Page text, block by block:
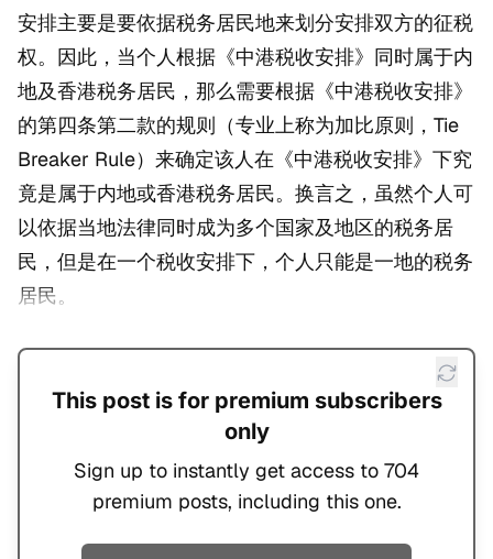
安排主要是要依据税务居民地来划分安排双方的征税
权。因此，当个人根据《中港税收安排》同时属于内
地及香港税务居民，那么需要根据《中港税收安排》
的第四条第二款的规则（专业上称为加比原则，Tie
Breaker Rule）来确定该人在《中港税收安排》下究
竟是属于内地或香港税务居民。换言之，虽然个人可
以依据当地法律同时成为多个国家及地区的税务居
民，但是在一个税收安排下，个人只能是一地的税务
居民。
This post is for premium subscribers
only
Sign up to instantly get access to 704
premium posts, including this one.